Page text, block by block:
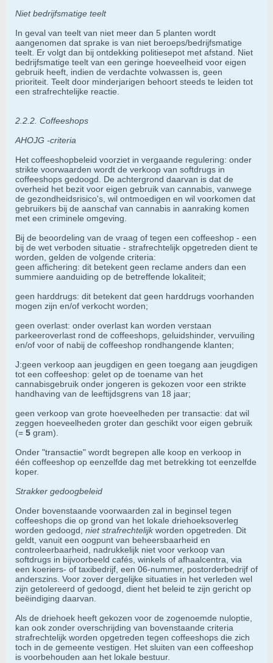
Niet bedrijfsmatige teelt
In geval van teelt van niet meer dan 5 planten wordt
aangenomen dat sprake is van niet beroeps/bedrijfsmatige
teelt. Er volgt dan bij ontdekking politiesepot met afstand. Niet
bedrijfsmatige teelt van een geringe hoeveelheid voor eigen
gebruik heeft, indien de verdachte volwassen is, geen
prioriteit. Teelt door minderjarigen behoort steeds te leiden tot
een strafrechtelijke reactie.
2.2.2. Coffeeshops
AHOJG -criteria
Het coffeeshopbeleid voorziet in vergaande regulering: onder
strikte voorwaarden wordt de verkoop van softdrugs in
coffeeshops gedoogd. De achtergrond daarvan is dat de
overheid het bezit voor eigen gebruik van cannabis, vanwege
de gezondheidsrisico's, wil ontmoedigen en wil voorkomen dat
gebruikers bij de aanschaf van cannabis in aanraking komen
met een criminele omgeving.
Bij de beoordeling van de vraag of tegen een coffeeshop - een
bij de wet verboden situatie - strafrechtelijk opgetreden dient te
worden, gelden de volgende criteria:
geen affichering: dit betekent geen reclame anders dan een
summiere aanduiding op de betreffende lokaliteit;
geen harddrugs: dit betekent dat geen harddrugs voorhanden
mogen zijn en/of verkocht worden;
geen overlast: onder overlast kan worden verstaan
parkeeroverlast rond de coffeeshops, geluidshinder, vervuiling
en/of voor of nabij de coffeeshop rondhangende klanten;
J:geen verkoop aan jeugdigen en geen toegang aan jeugdigen
tot een coffeeshop: gelet op de toename van het
cannabisgebruik onder jongeren is gekozen voor een strikte
handhaving van de leeftijdsgrens van 18 jaar;
geen verkoop van grote hoeveelheden per transactie: dat wil
zeggen hoeveelheden groter dan geschikt voor eigen gebruik
(= 5 gram).
Onder "transactie" wordt begrepen alle koop en verkoop in
één coffeeshop op eenzelfde dag met betrekking tot eenzelfde
koper.
Strakker gedoogbeleid
Onder bovenstaande voorwaarden zal in beginsel tegen
coffeeshops die op grond van het lokale driehoeksoverleg
worden gedoogd, niet strafrechtelijkworden opgetreden. Dit
geldt, vanuit een oogpunt van beheersbaarheid en
controleerbaarheid, nadrukkelijk niet voor verkoop van
softdrugs in bijvoorbeeld cafés, winkels of afhaalcentra, via
een koeriers- of taxibedrijf, een 06-nummer, postorderbedrijf of
anderszins. Voor zover dergelijke situaties in het verleden wel
zijn getolereerd of gedoogd, dient het beleid te zijn gericht op
beëindiging daarvan.
Als de driehoek heeft gekozen voor de zogenoemde nuloptie,
kan ook zonder overschrijding van bovenstaande criteria
strafrechtelijk worden opgetreden tegen coffeeshops die zich
toch in de gemeente vestigen. Het sluiten van een coffeeshop
is voorbehouden aan het lokale bestuur.